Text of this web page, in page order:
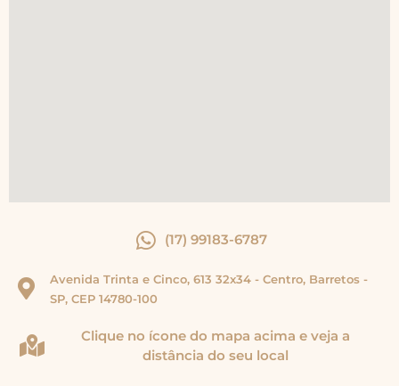
(17) 99183-6787
Avenida Trinta e Cinco, 613 32x34 - Centro, Barretos -
SP, CEP 14780-100
Clique no ícone do mapa acima e veja a
distância do seu local